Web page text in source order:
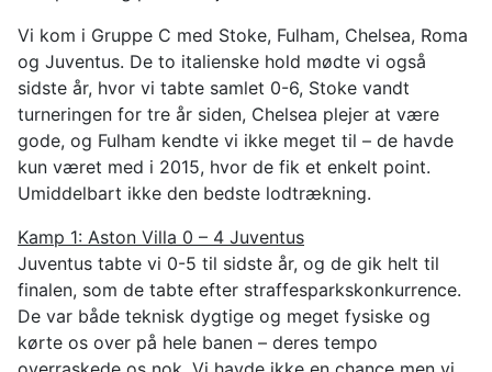
Vi kom i Gruppe C med Stoke, Fulham, Chelsea, Roma
og Juventus. De to italienske hold mødte vi også
sidste år, hvor vi tabte samlet 0-6, Stoke vandt
turneringen for tre år siden, Chelsea plejer at være
gode, og Fulham kendte vi ikke meget til – de havde
kun været med i 2015, hvor de fik et enkelt point.
Umiddelbart ikke den bedste lodtrækning.
Kamp 1: Aston Villa 0 – 4 Juventus
Juventus tabte vi 0-5 til sidste år, og de gik helt til
finalen, som de tabte efter straffesparkskonkurrence.
De var både teknisk dygtige og meget fysiske og
kørte os over på hele banen – deres tempo